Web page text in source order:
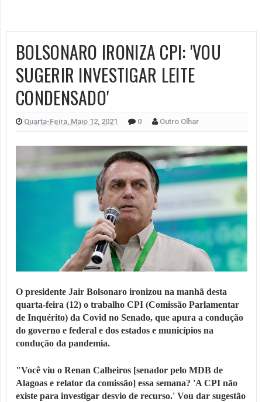
BOLSONARO IRONIZA CPI: 'VOU
SUGERIR INVESTIGAR LEITE
CONDENSADO'
Quarta-Feira, Maio 12, 2021 0 Outro Olhar
O presidente Jair Bolsonaro ironizou na manhã desta
quarta-feira (12) o trabalho CPI (Comissão Parlamentar
de Inquérito) da Covid no Senado, que apura a condução
do governo e federal e dos estados e municípios na
condução da pandemia.
"Você viu o Renan Calheiros [senador pelo MDB de
Alagoas e relator da comissão] essa semana? 'A CPI não
existe para investigar desvio de recurso.' Vou dar sugestão